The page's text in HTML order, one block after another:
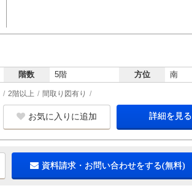
階数 5階 方位 南
2階以上 間取り図有り
お気に入りに追加 詳細を見る
資料請求・お問い合わせをする(無料)